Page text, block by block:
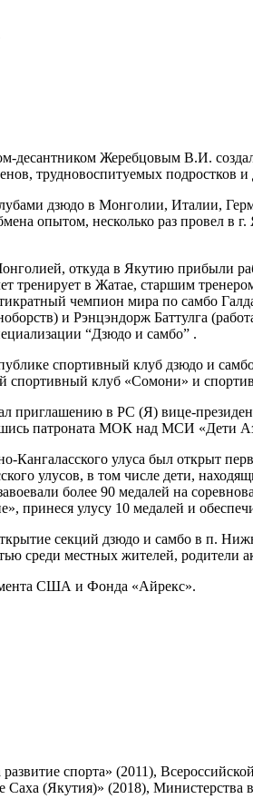
Жеребцовым В.И.
трудновоспитуемых подростков
дзюдо в Монголии, Италии,
опытом, несколько раз провел
откуда в Якутию прибыли
тренирует в Жатае, старшим
чемпион мира по самбо
и Рэнцэндорж Баттулга
“Дзюдо и самбо” .
спортивный клуб дзюдо и
спортивный клуб «Сомони» и
приглашению в РС (Я) вице-
патроната МОК над МСИ «Дети
улуса был открыт
улусов, в том числе дети,
более 90 медалей на
принеся улусу 10 медалей и
секций дзюдо и самбо в п.
среди местных жителей, родители
США и Фонда «Айрекс».
спорта» (2011),
(Якутия)» (2018),